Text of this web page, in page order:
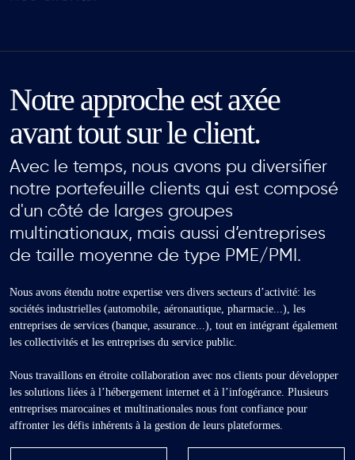
Notre approcheest axée
avant tout sur le client.
Avec le temps, nous avons pu diversifier
notre portefeuille clients qui est composé
d'un côté de larges groupes
multinationaux, mais aussi d’entreprises
de taille moyenne de type PME/PMI.
Nous avons étendu notre expertise vers divers secteurs d’activité: les
sociétés industrielles (automobile, aéronautique, pharmacie...), les
entreprises de services (banque, assurance...), tout en intégrant également
les collectivités et les entreprises du service public.
Nous travaillons en étroite collaboration avec nos clients pour développer
les solutions liées à l’hébergement internet et à l’infogérance. Plusieurs
entreprises marocaines et multinationales nous font confiance pour
affronter les défis inhérents à la gestion de leurs plateformes.